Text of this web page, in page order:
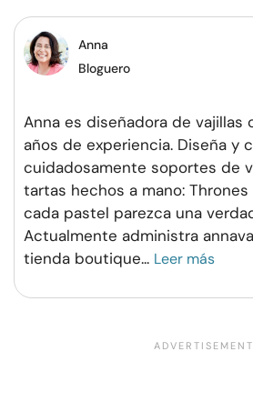
Anna
Bloguero
Anna es diseñadora de vajillas
años de experiencia. Diseña y
cuidadosamente soportes de
tartas hechos a mano:
cada pastel parezca una
Actualmente administra
tienda boutique... Leer más